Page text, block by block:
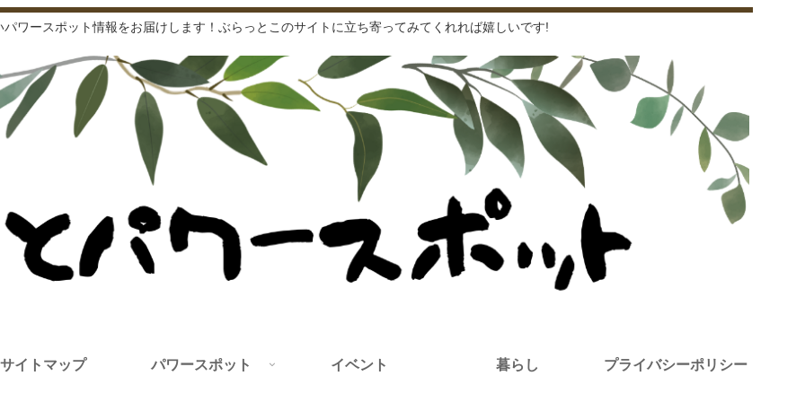
ワースポット情報をお届けします！ぶらっとこのサイトに立ち寄ってみてくれれば嬉しいです!
サイトマップ パワースポット イベント 暮らし プライバシーポリシー